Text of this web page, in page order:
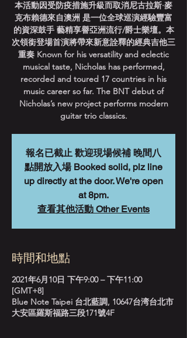
本活動因受防疫措施升級而取消尼古拉斯·麥
克布賴德來自澳洲 是一位全球巡演經驗豐富
的資深鼓手 藝精享譽亞洲流行/爵士樂壇。本
次領銜登場首演將帶來新意詮釋的經典吉他三
重奏 Known for his versatility and eclectic
musical taste, Nicholas has performed,
recorded and toured 17 countries in his
music career so far. The BNT debut of
Nicholas’s new project performs modern
guitar trio classics.
報名已截止 歡迎現場候補 晚間八
點開放入場 Booked solid, plz line
up directly at the door. We're open
at 8pm.
查看其他活動 Other Events
時間和地點
2021年6月10日 下午9:00 – 下午11:00
[GMT+8]
Blue Note Taipei 台北藍調, 10647台湾台北市
大安區羅斯福路三段171號4F